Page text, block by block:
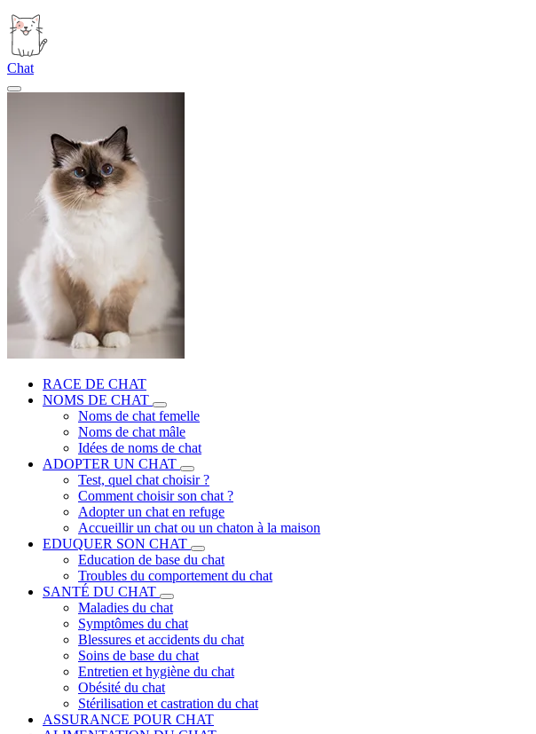
Chat
RACE DE CHAT
NOMS DE CHAT
Noms de chat femelle
Noms de chat mâle
Idées de noms de chat
ADOPTER UN CHAT
Test, quel chat choisir ?
Comment choisir son chat ?
Adopter un chat en refuge
Accueillir un chat ou un chaton à la maison
EDUQUER SON CHAT
Education de base du chat
Troubles du comportement du chat
SANTÉ DU CHAT
Maladies du chat
Symptômes du chat
Blessures et accidents du chat
Soins de base du chat
Entretien et hygiène du chat
Obésité du chat
Stérilisation et castration du chat
ASSURANCE POUR CHAT